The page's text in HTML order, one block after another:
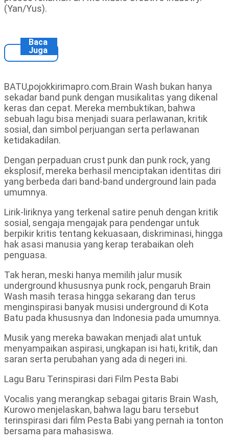
(Yan/Yus).
Baca
Juga
BATU,pojokkirimapro.com.Brain Wash bukan hanya
sekadar band punk dengan musikalitas yang dikenal
keras dan cepat. Mereka membuktikan, bahwa
sebuah lagu bisa menjadi suara perlawanan, kritik
sosial, dan simbol perjuangan serta perlawanan
ketidakadilan.
Dengan perpaduan crust punk dan punk rock, yang
eksplosif, mereka berhasil menciptakan identitas diri
yang berbeda dari band-band underground lain pada
umumnya.
Lirik-liriknya yang terkenal satire penuh dengan kritik
sosial, sengaja mengajak para pendengar untuk
berpikir kritis tentang kekuasaan, diskriminasi, hingga
hak asasi manusia yang kerap terabaikan oleh
penguasa.
Tak heran, meski hanya memilih jalur musik
underground khususnya punk rock, pengaruh Brain
Wash masih terasa hingga sekarang dan terus
menginspirasi banyak musisi underground di Kota
Batu pada khususnya dan Indonesia pada umumnya.
Musik yang mereka bawakan menjadi alat untuk
menyampaikan aspirasi, ungkapan isi hati, kritik, dan
saran serta perubahan yang ada di negeri ini.
Lagu Baru Terinspirasi dari Film Pesta Babi
Vocalis yang merangkap sebagai gitaris Brain Wash,
Kurowo menjelaskan, bahwa lagu baru tersebut
terinspirasi dari film Pesta Babi yang pernah ia tonton
bersama para mahasiswa.